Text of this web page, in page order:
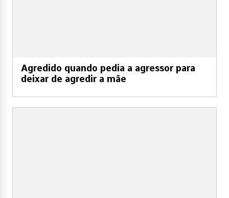
Agredido quando pedia a agressor para
deixar de agredir a mãe